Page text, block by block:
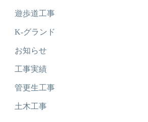
遊歩道工事
K-グランド
お知らせ
工事実績
管更生工事
土木工事